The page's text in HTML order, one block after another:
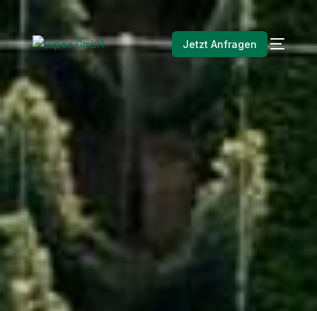
Jetzt Anfragen